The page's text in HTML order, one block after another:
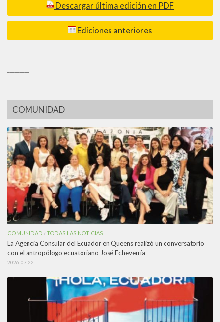
Descargar última edición en PDF
Ediciones anteriores
COMUNIDAD
COMUNIDAD /TODAS LAS NOTICIAS
La Agencia Consular del Ecuador en Queens realizó un conversatorio
con el antropólogo ecuatoriano José Echeverría
2026-07-22